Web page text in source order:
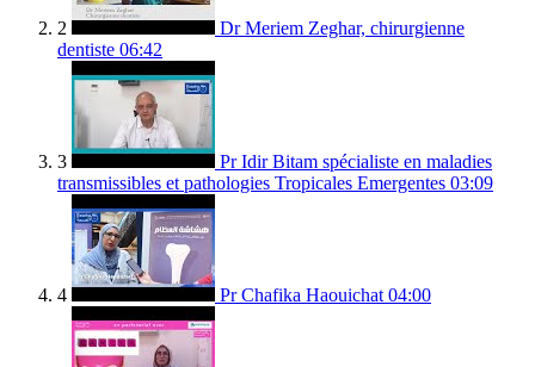
2
Dr Meriem Zeghar, chirurgienne
dentiste 06:42
3
Pr Idir Bitam spécialiste en maladies
transmissibles et pathologies Tropicales Emergentes 03:09
4 Pr Chafika Haouichat 04:00